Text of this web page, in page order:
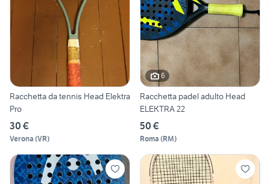
Racchetta da tennis Head Elektra
Pro
30 €
Verona (VR)
6
Racchetta padel adulto Head
ELEKTRA 22
50 €
Roma (RM)